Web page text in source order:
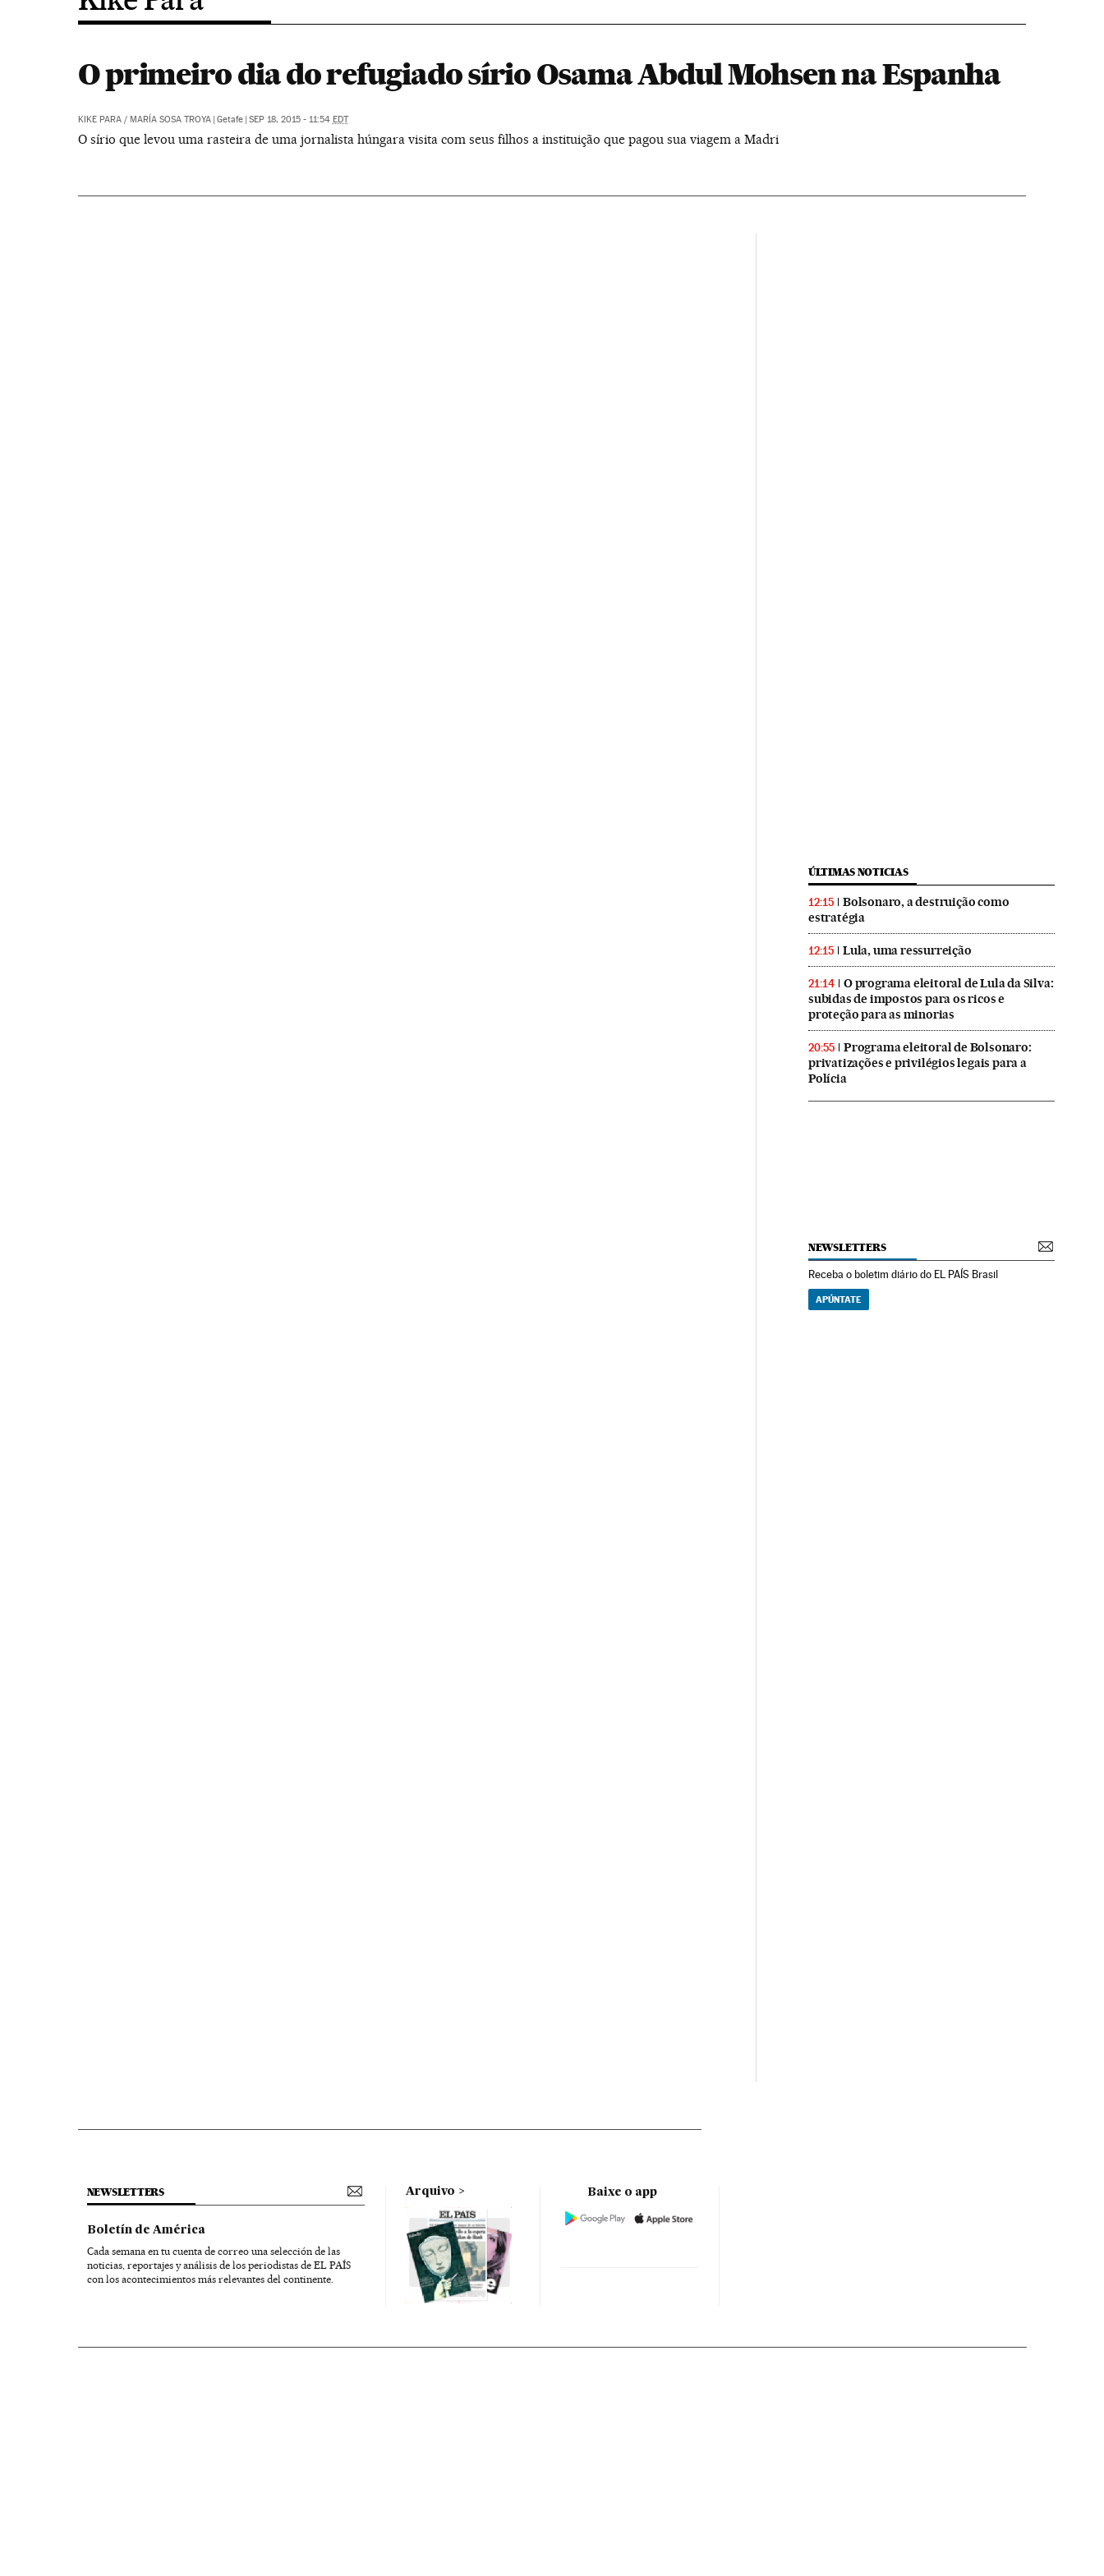
O primeiro dia do refugiado sírio Osama Abdul Mohsen na Espanha
KIKE PARA/ MARÍA SOSA TROYA | Getafe | SEP 18, 2015 - 11:54 EDT
O sírio que levou uma rasteira de uma jornalista húngara visita com seus filhos a instituição que pagou sua viagem a Madri
ÚLTIMAS NOTICIAS
12:15
Bolsonaro, a destruição como
estratégia
12:15 Lula, uma ressurreição
21:14
O programa eleitoral de Lula da Silva:
subidas de impostos para os ricos e
proteção para as minorias
20:55
Programa eleitoral de Bolsonaro:
privatizações e privilégios legais para a
Polícia
NEWSLETTERS
Receba o boletim diário do EL PAÍS Brasil
APÚNTATE
NEWSLETTERS
Boletín de América
Cada semana en tu cuenta de correo una selección de las
noticias, reportajes y análisis de los periodistas de EL PAÍS
con los acontecimientos más relevantes del continente.
Arquivo Baixe o app